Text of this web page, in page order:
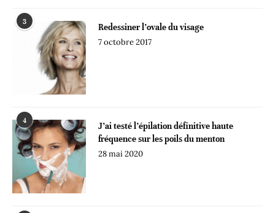
3
Redessiner l’ovale du visage
7 octobre 2017
4
J’ai testé l’épilation définitive haute
fréquence sur les poils du menton
28 mai 2020